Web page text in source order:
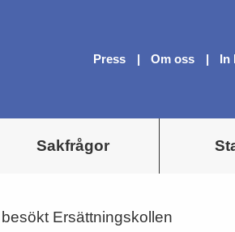
Press Om oss In
Sakfrågor
Ersättningskollen